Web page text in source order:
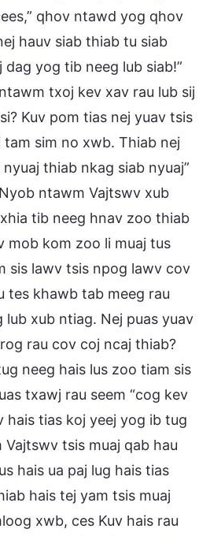
qhov ntawd yog qhov
hauv siab thiab tu siab
dag yog tib neeg lub siab!”
txoj kev xav rau lub sij
Kuv pom tias nej yuav tsis
tam sim no xwb. Thiab nej
thiab nkag siab nyuaj”
ntawm Vajtswv xub
tib neeg hnav zoo thiab
mob kom zoo li muaj tus
sis lawv tsis npog lawv cov
tes khawb tab meeg rau
xub ntiag. Nej puas yuav
rau cov coj ncaj thiab?
neeg hais lus zoo tiam sis
txawj rau seem “cog kev
hais tias koj yeej yog ib tug
Vajtswv tsis muaj qab hau
hais ua paj lug hais tias
hais tej yam tsis muaj
xwb, ces Kuv hais rau